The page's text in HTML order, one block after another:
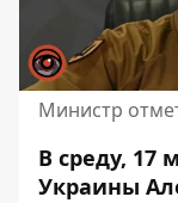
Министр
В среду, 17
Украины